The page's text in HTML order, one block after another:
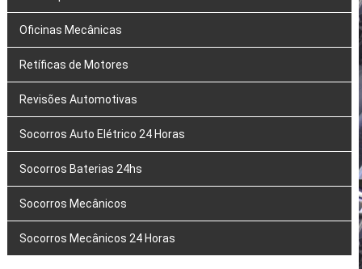
Oficinas Mecânicas
Retíficas de Motores
Revisões Automotivas
Socorros Auto Elétrico 24 Horas
Socorros Baterias 24hs
Socorros Mecânicos
Socorros Mecânicos 24 Horas